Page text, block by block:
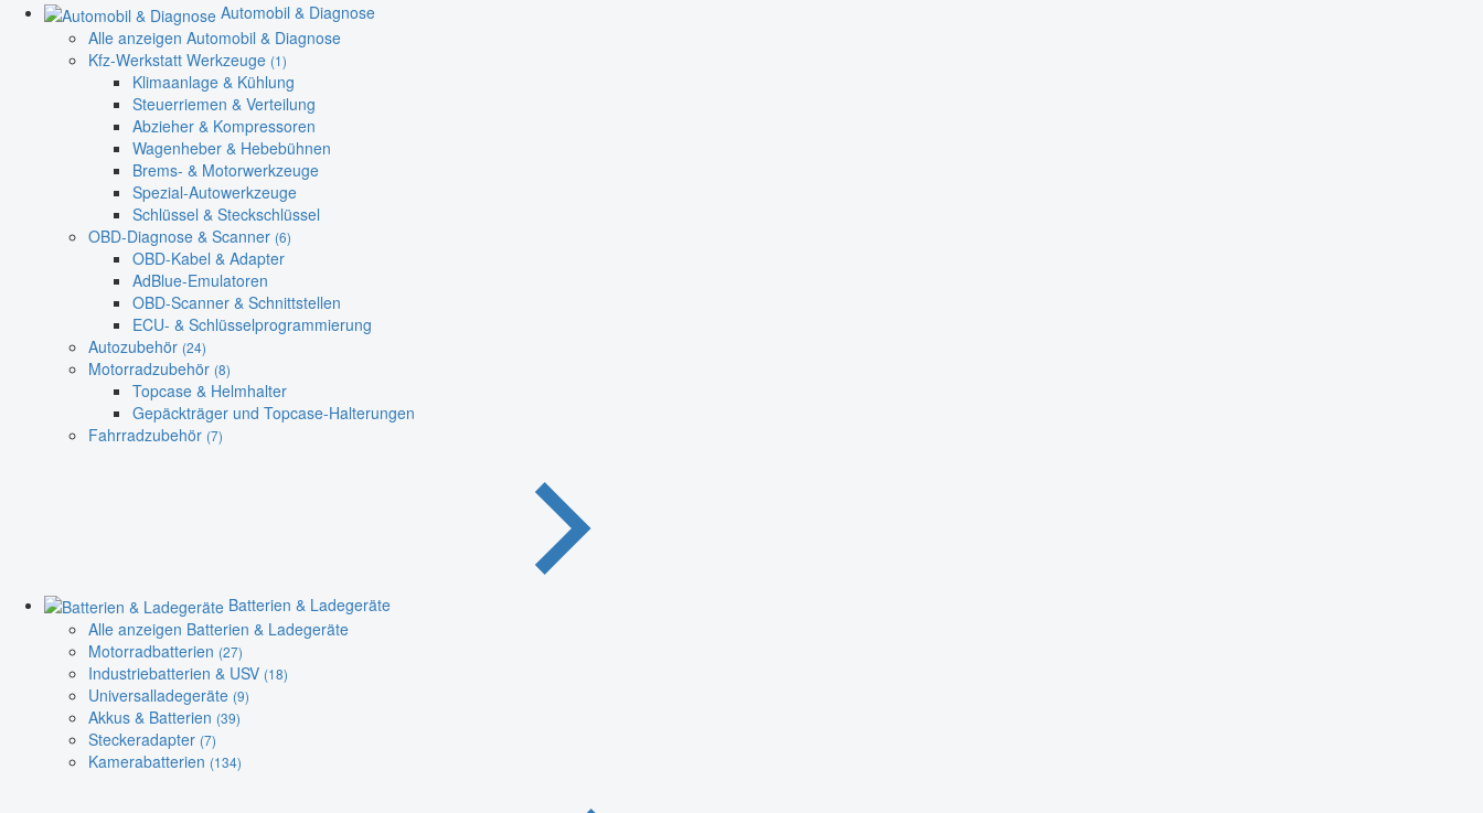
Automobil & Diagnose
Alle anzeigen Automobil & Diagnose
Kfz-Werkstatt Werkzeuge (1)
Klimaanlage & Kühlung
Steuerriemen & Verteilung
Abzieher & Kompressoren
Wagenheber & Hebebühnen
Brems- & Motorwerkzeuge
Spezial-Autowerkzeuge
Schlüssel & Steckschlüssel
OBD-Diagnose & Scanner (6)
OBD-Kabel & Adapter
AdBlue-Emulatoren
OBD-Scanner & Schnittstellen
ECU- & Schlüsselprogrammierung
Autozubehör (24)
Motorradzubehör (8)
Topcase & Helmhalter
Gepäckträger und Topcase-Halterungen
Fahrradzubehör (7)
Batterien & Ladegeräte
Alle anzeigen Batterien & Ladegeräte
Motorradbatterien (27)
Industriebatterien & USV (18)
Universalladegeräte (9)
Akkus & Batterien (39)
Steckeradapter (7)
Kamerabatterien (134)